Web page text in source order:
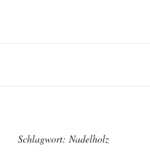
Schlagwort: Nadelholz